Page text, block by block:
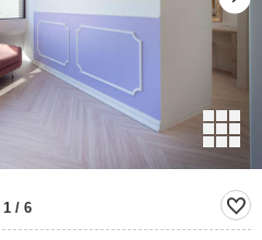
1 / 6